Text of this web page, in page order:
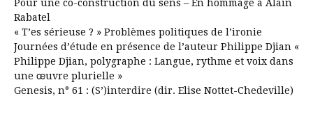
Pour une co-construction du sens – En hommage à Alain
Rabatel
« T’es sérieuse ? » Problèmes politiques de l’ironie
Journées d’étude en présence de l’auteur Philippe Djian «
Philippe Djian, polygraphe : Langue, rythme et voix dans
une œuvre plurielle »
Genesis, n° 61 : (S’)interdire (dir. Elise Nottet-Chedeville)